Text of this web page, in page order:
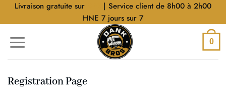
AllerLivraison gratuite sur
| Service client de 8h00 à 2h00
HNE 7 jours sur 7
0
Registration Page